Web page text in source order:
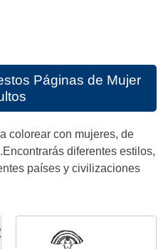
Páginas de Mujer
colorear con mujeres, de
diferentes estilos,
países y civilizaciones